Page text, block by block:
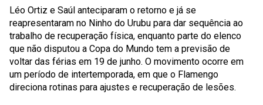
Léo Ortiz e Saúl anteciparam o retorno e já se
reapresentaram no Ninho do Urubu para dar sequência ao
trabalho de recuperação física, enquanto parte do elenco
que não disputou a Copa do Mundo tem a previsão de
voltar das férias em 19 de junho. O movimento ocorre em
um período de intertemporada, em que o Flamengo
direciona rotinas para ajustes e recuperação de lesões.